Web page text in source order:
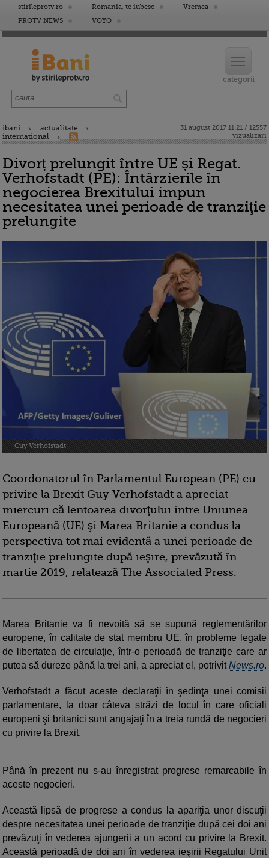
stirileprotv.ro Romania, te iubesc
Vremea
PROTV NEWS
VOYO
ibani
actualitate
international
31 august 2017 11:21 / 12557
vizualizari
Divorț prelungit între UE și Regat.
Verhofstadt (PE): Întârzierile în
negocierea Brexitului impun
necesitatea unei perioade de tranziţie
prelungite
Guy Verhofstadt
Coordonatorul în Parlamentul European (PE) cu
privire la Brexit Guy Verhofstadt a apreciat
miercuri că lentoarea divorţului între Uniunea
Europeană (UE) şi Marea Britanie a condus la
perspectiva tot mai evidentă a unei perioade de
tranziţie prelungite după ieşire, prevăzută în
martie 2019, relatează The Associated Press.
Marea Britanie va fi nevoită să se supună reglementărilor
europene, în calitate de stat membru UE, în probleme legate
de libertatea de circulaţie, într-o perioadă de tranziţie care ar
putea să dureze până la trei ani, a apreciat el, potrivitNews.ro.
Verhofstadt a făcut aceste declaraţii în şedinţa unei comisii
parlamentare, la doar câteva străzi de locul în care oficiali
europeni şi britanici sunt angajaţi în a treia rundă de negocieri
cu privire la Brexit.
Până în prezent nu s-au înregistrat progrese remarcabile în
aceste negocieri.
Această lipsă de progrese a condus la apariţia unor discuţii
despre necesitatea unei perioade de tranziţie după cei doi ani
prevăzuţi în vederea ajungerii a un acord cu privire la Brexit.
Această perioadă de doi ani în vederea ieşirii Regatului Unit